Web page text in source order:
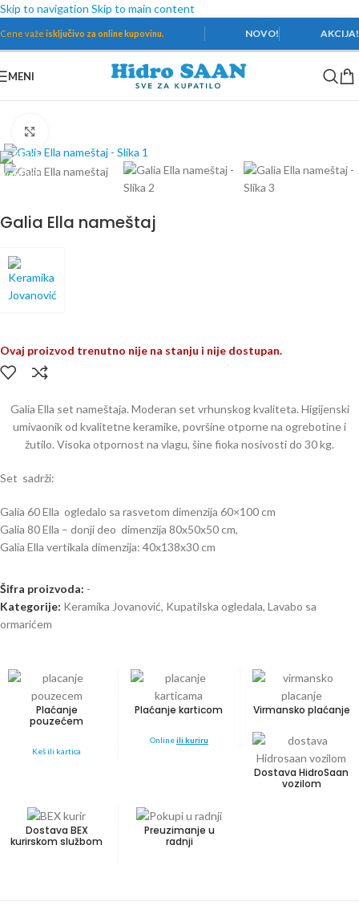
Skip to navigation Skip to main content
Cene važe isključivo za online kupovinu. NOVO! AKCIJA!
MENI
Kupatilski nameštaj / Ogledala / Kupatilska ogledala
Galia Ella nameštaj
Ovaj proizvod trenutno nije na stanju i nije dostupan.
Galia Ella set nameštaja. Moderan set vrhunskog kvaliteta. Higijenski
umivaonik od kvalitetne keramike, površine otporne na ogrebotine i
žutilo. Visoka otpornost na vlagu, šine fioka nosivosti do 30 kg.
Set sadrži:
Galia 60 Ella ogledalo sa rasvetom dimenzija 60×100 cm
Galia 80 Ella – donji deo dimenzija 80x50x50 cm,
Galia Ella vertikala dimenzija: 40x138x30 cm
Šifra proizvoda: -
Kategorije: Keramika Jovanović, Kupatilska ogledala, Lavabo sa
ormarićem
Plaćanje
pouzećem
Keš ili kartica
Plaćanje karticom
Onlineili kuriru
Virmansko plaćanje
Dostava HidroSaan
vozilom
Dostava BEX
kurirskom službom
Preuzimanje u
radnji